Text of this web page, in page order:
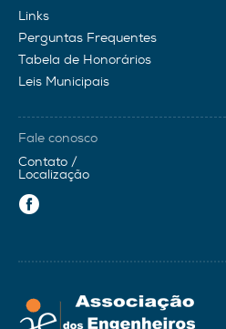
Links
Perguntas Frequentes
Tabela de Honorários
Leis Municipais
Fale conosco
Contato /
Localização